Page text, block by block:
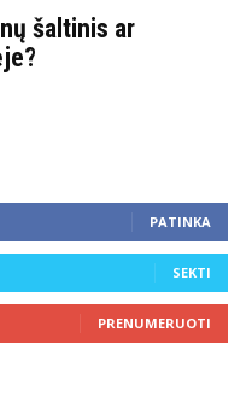
šaltinis ar
PATINKA
SEKTI
PRENUMERUOTI